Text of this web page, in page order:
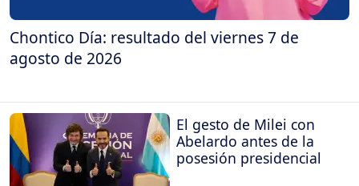
Chontico Día: resultado del viernes 7 de
agosto de 2026
El gesto de Milei con
Abelardo antes de la
posesión presidencial